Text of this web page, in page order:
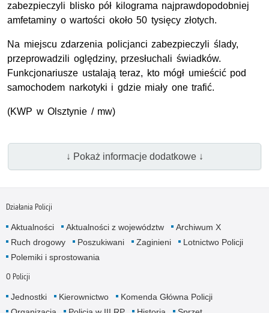
zabezpieczyli blisko pół kilograma najprawdopodobniej
amfetaminy o wartości około 50 tysięcy złotych.
Na miejscu zdarzenia policjanci zabezpieczyli ślady,
przeprowadzili oględziny, przesłuchali świadków.
Funkcjonariusze ustalają teraz, kto mógł umieścić pod
samochodem narkotyki i gdzie miały one trafić.
(KWP w Olsztynie / mw)
↓ Pokaż informacje dodatkowe ↓
Działania Policji
Aktualności Aktualności z województw
Archiwum X
Ruch drogowy
Poszukiwani Zaginieni
Lotnictwo Policji
Polemiki i sprostowania
O Policji
Jednostki Kierownictwo
Komenda Główna Policji